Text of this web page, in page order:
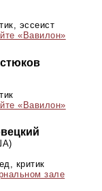
эссеист
«Вавилон»
«Вавилон»
критик
зале